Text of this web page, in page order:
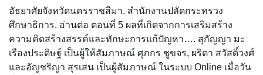
อัธยาศัยจังหวัดนครราชสีมา. สำนักงานปลัดกระทรวง
ศึกษาธิการ. อ่านต่อ ตอนที่ 5 ผลที่เกิดจากการเสริมสร้าง
ความคิดสร้างสรรค์และทักษะการแก้ปัญหา…. สุกัญญา มะ
เรืองประดิษฐ์ เป็นผู้ให้สัมภาษณ์ ศุภกร ชูขจร, ผริตา สวัสดิ์วงศ์
และอัญชริญา สุรเสน เป็นผู้สัมภาษณ์ ในระบบ Online เมื่อวัน